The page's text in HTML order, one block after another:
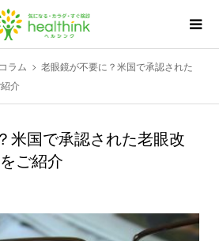
コラム
老眼鏡が不要に？米国で承認された
介
米国で承認された老眼改
ご紹介